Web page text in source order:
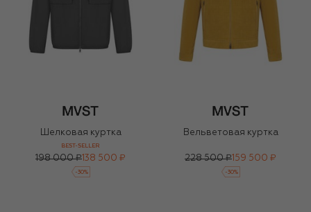
Шелковая куртка
BEST-SELLER
198 000 ₽ 138 500 ₽
-30%
Вельветовая куртка
228 500 ₽ 159 500 ₽
-30%